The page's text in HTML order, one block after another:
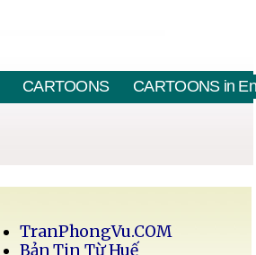
CARTOONS CARTOONS in
TranPhongVu.COM
Bản Tin Từ Huế